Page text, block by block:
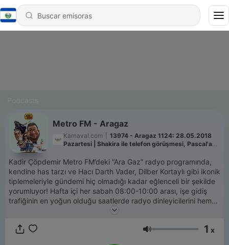
Metro FM - Aragaz
Karnaval.com
13974 - Aragaz 1124: 28.05.2018
Pazartesi | Shakira ile telefon görüşmesi, Pascal'a
Kadir Çöpdemir Metro FM’deki “Ara Gaz” radyo programında,
kendine has tarzı ve Hacı Darth Vader, Dilber Kortaylı gibi ikonik
tiplemeleriyle gündemi hiç olmadığı kadar eğlenceli bir şekilde
yorumluyor! Hafta içi her sabah 08:00-10:00 arası, işe gidiş
trafiğinin en yoğun olduğu saatlerde radyo dinleyicilerini hem
keyifli bir dünya turuna çıkarıp, güncel konulardan haberdar
Volumen 1 x